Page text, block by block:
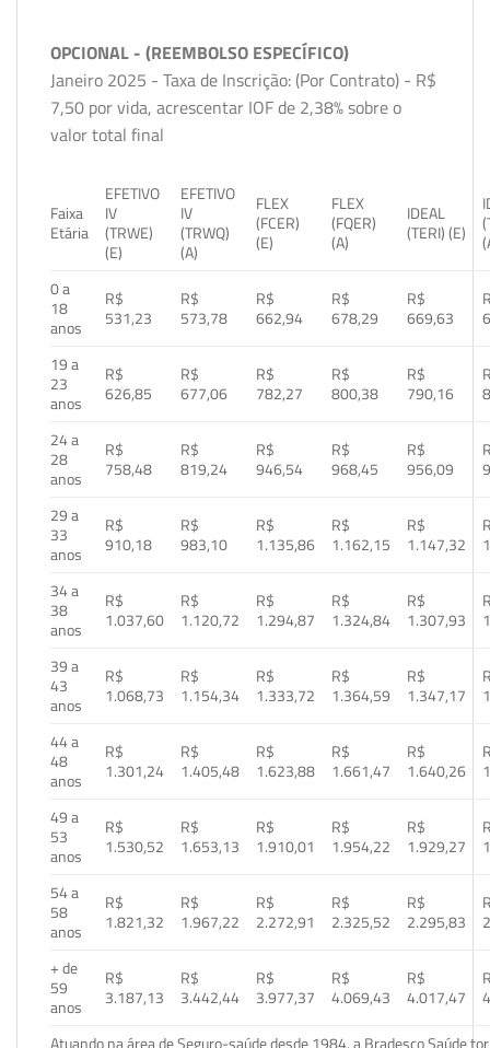
OPCIONAL - (REEMBOLSO ESPECÍFICO)
Janeiro 2025 - Taxa de Inscrição: (Por Contrato) - R$
7,50 por vida, acrescentar IOF de 2,38% sobre o
valor total final
Faixa
Etária
EFETIVO
IV
(TRWE)
(E)
EFETIVO
IV
(TRWQ)
(A)
FLEX
(FCER)
(E)
FLEX
(FQER)
(A)
IDEAL
(TERI) (E)
0 a
18
anos
R$
531,23
R$
573,78
R$
662,94
R$
678,29
R$
669,63
19 a
23
anos
R$
626,85
R$
677,06
R$
782,27
R$
800,38
R$
790,16
24 a
28
anos
R$
758,48
R$
819,24
R$
946,54
R$
968,45
R$
956,09
29 a
33
anos
R$
910,18
R$
983,10
R$
1.135,86
R$
1.162,15
R$
1.147,32
34 a
38
anos
R$
1.037,60
R$
1.120,72
R$
1.294,87
R$
1.324,84
R$
1.307,93
39 a
43
anos
R$
1.068,73
R$
1.154,34
R$
1.333,72
R$
1.364,59
R$
1.347,17
44 a
48
anos
R$
1.301,24
R$
1.405,48
R$
1.623,88
R$
1.661,47
R$
1.640,26
49 a
53
anos
R$
1.530,52
R$
1.653,13
R$
1.910,01
R$
1.954,22
R$
1.929,27
54 a
58
anos
R$
1.821,32
R$
1.967,22
R$
2.272,91
R$
2.325,52
R$
2.295,83
+ de
59
anos
R$
3.187,13
R$
3.442,44
R$
3.977,37
R$
4.069,43
R$
4.017,47